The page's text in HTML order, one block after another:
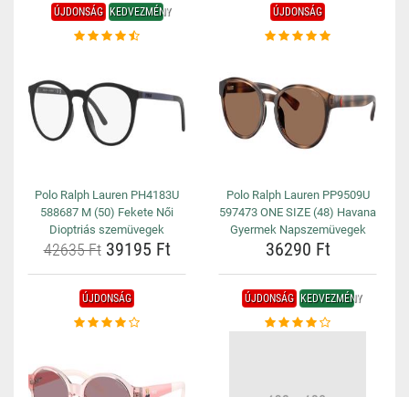
ÚJDONSÁG KEDVEZMÉNY
Polo Ralph Lauren PH4183U
588687 M (50) Fekete Női
Dioptriás szemüvegek
42635 Ft39195 Ft
ÚJDONSÁG
Polo Ralph Lauren PP9509U
597473 ONE SIZE (48) Havana
Gyermek Napszemüvegek
36290 Ft
ÚJDONSÁG ÚJDONSÁG KEDVEZMÉNY